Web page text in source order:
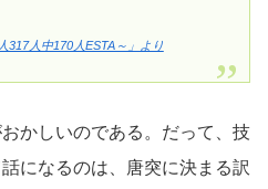
317人中170人ESTA～」より
かしいのである。だって、技
になるのは、唐突に決まる訳